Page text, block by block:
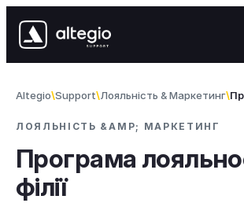
Altegio Support Лояльність & Маркетинг
ЛОЯЛЬНІСТЬ &AMP; МАРКЕТИНГ
Програма
філії